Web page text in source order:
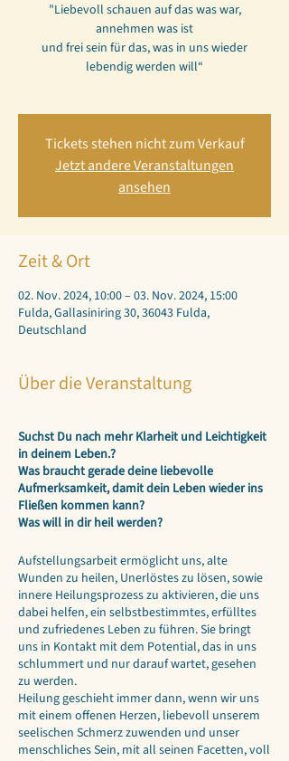
"Liebevoll schauen auf das was war,
annehmen was ist
und frei sein für das, was in uns wieder
lebendig werden will“
Tickets stehen nicht zum Verkauf
Jetzt andere Veranstaltungen
ansehen
Zeit & Ort
02. Nov. 2024, 10:00 – 03. Nov. 2024, 15:00
Fulda, Gallasiniring 30, 36043 Fulda,
Deutschland
Über die Veranstaltung
Suchst Du nach mehr Klarheit und Leichtigkeit
in deinem Leben.?
Was braucht gerade deine liebevolle
Aufmerksamkeit, damit dein Leben wieder ins
Fließen kommen kann?
Was will in dir heil werden?
Aufstellungsarbeit ermöglicht uns, alte
Wunden zu heilen, Unerlöstes zu lösen, sowie
innere Heilungsprozess zu aktivieren, die uns
dabei helfen, ein selbstbestimmtes, erfülltes
und zufriedenes Leben zu führen. Sie bringt
uns in Kontakt mit dem Potential, das in uns
schlummert und nur darauf wartet, gesehen
zu werden.
Heilung geschieht immer dann, wenn wir uns
mit einem offenen Herzen, liebevoll unserem
seelischen Schmerz zuwenden und unser
menschliches Sein, mit all seinen Facetten, voll